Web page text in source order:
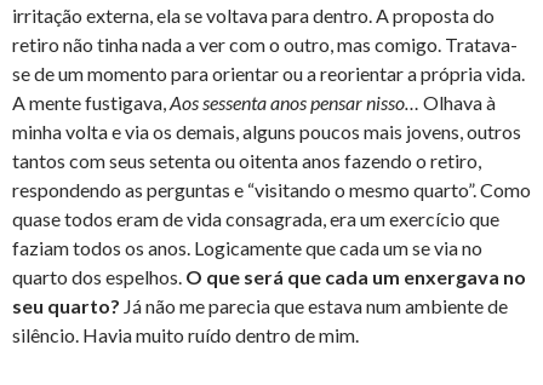
irritação externa, ela se voltava para dentro. A proposta do
retiro não tinha nada a ver com o outro, mas comigo. Tratava-
se de um momento para orientar ou a reorientar a própria vida.
A mente fustigava,Aos sessenta anos pensar nisso… Olhava à
minha volta e via os demais, alguns poucos mais jovens, outros
tantos com seus setenta ou oitenta anos fazendo o retiro,
respondendo as perguntas e “visitando o mesmo quarto”. Como
quase todos eram de vida consagrada, era um exercício que
faziam todos os anos. Logicamente que cada um se via no
quarto dos espelhos. O que será que cada um enxergava no
seu quarto? Já não me parecia que estava num ambiente de
silêncio. Havia muito ruído dentro de mim.